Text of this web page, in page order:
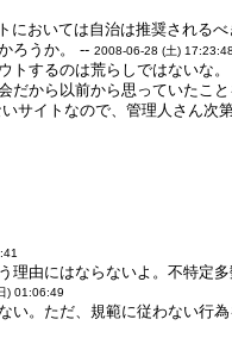
においては自治は推奨される
ろうか。 --2008-06-28 (土) 17:23:48
トするのは荒らしではないな
だから以前から思っていたこ
サイトなので、管理人さん
由にはならないよ。不特定
) 01:06:49
。ただ、規範に従わない行